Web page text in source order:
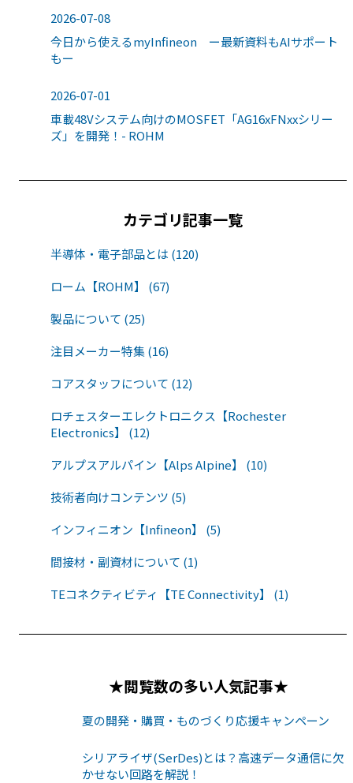
2026-07-08
今日から使えるmyInfineon ー最新資料もAIサポート
もー
2026-07-01
車載48Vシステム向けのMOSFET「AG16xFNxxシリー
ズ」を開発！- ROHM
カテゴリ記事一覧
半導体・電子部品とは (120)
ローム【ROHM】 (67)
製品について (25)
注目メーカー特集 (16)
コアスタッフについて (12)
ロチェスターエレクトロニクス【Rochester
Electronics】 (12)
アルプスアルパイン【Alps Alpine】 (10)
技術者向けコンテンツ (5)
インフィニオン【Infineon】 (5)
間接材・副資材について (1)
TEコネクティビティ【TE Connectivity】 (1)
★閲覧数の多い人気記事★
夏の開発・購買・ものづくり応援キャンペーン
シリアライザ(SerDes)とは？高速データ通信に欠
かせない回路を解説！